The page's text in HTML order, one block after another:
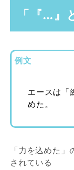
「『…』
例文
エースは「
めた。
「力を込めた
されている